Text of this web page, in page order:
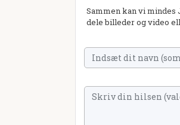
Sammen kan vi mindes
dele billeder og video